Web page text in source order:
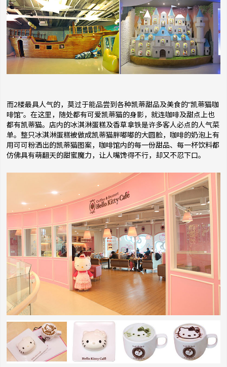
而2楼最具人气的，莫过于能品尝到各种凯蒂甜品及美食的“凯蒂猫咖
啡馆”。在这里，随处都有可爱凯蒂猫的身影，就连咖啡及甜点上也
都有凯蒂猫。店内的冰淇淋蛋糕及香草拿铁是许多客人必点的人气菜
单。整只冰淇淋蛋糕被做成凯蒂猫胖嘟嘟的大圆脸，咖啡的奶泡上有
用可可粉洒出的凯蒂猫图案，咖啡馆内的每一份甜品、每一杯饮料都
仿佛具有萌翻天的甜蜜魔力，让人嘴馋得不行，却又不忍下口。